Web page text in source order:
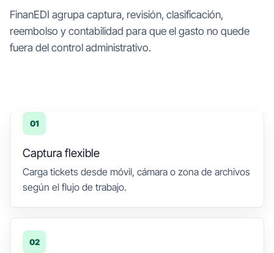
FinanEDI agrupa captura, revisión, clasificación,
reembolso y contabilidad para que el gasto no quede
fuera del control administrativo.
01
Captura flexible
Carga tickets desde móvil, cámara o zona de archivos
según el flujo de trabajo.
02